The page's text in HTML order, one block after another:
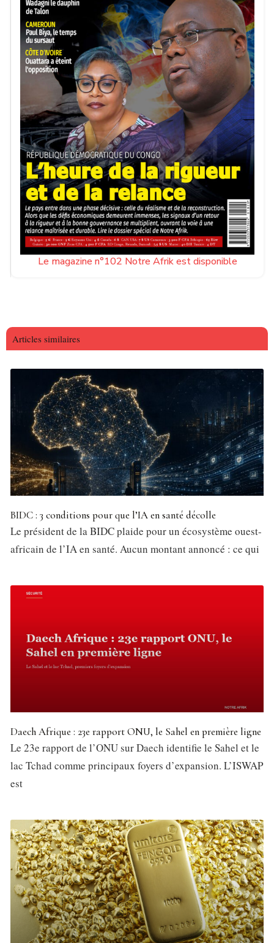
deviendra détentrice de titres remboursables selon les
conditions définies par l’émission.
Le magazine n°102 Notre Afrik est disponible
Articles similaires
BIDC : 3 conditions pour que l’IA en santé décolle
Le président de la BIDC plaide pour un écosystème ouest-
africain de l’IA en santé. Aucun montant annoncé : ce qui
Daech Afrique : 23e rapport ONU, le Sahel en première ligne
Le 23e rapport de l’ONU sur Daech identifie le Sahel et le
lac Tchad comme principaux foyers d’expansion. L’ISWAP
est